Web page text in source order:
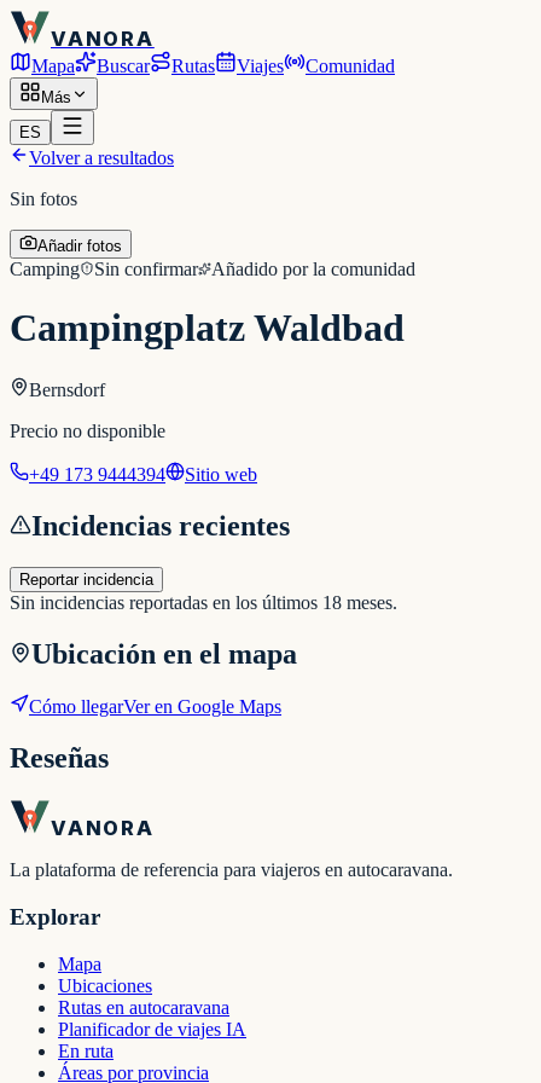
VANORA
Mapa Buscar Rutas Viajes Comunidad
Más
ES
Volver a resultados
Sin fotos
Añadir fotos
Camping Sin confirmar Añadido por la comunidad
Campingplatz Waldbad
Bernsdorf
Precio no disponible
+49 173 9444394 Sitio web
Incidencias recientes
Reportar incidencia
Sin incidencias reportadas en los últimos 18 meses.
Ubicación en el mapa
Cómo llegarVer en Google Maps
Reseñas
VANORA
La plataforma de referencia para viajeros en autocaravana.
Explorar
Mapa
Ubicaciones
Rutas en autocaravana
Planificador de viajes IA
En ruta
Áreas por provincia